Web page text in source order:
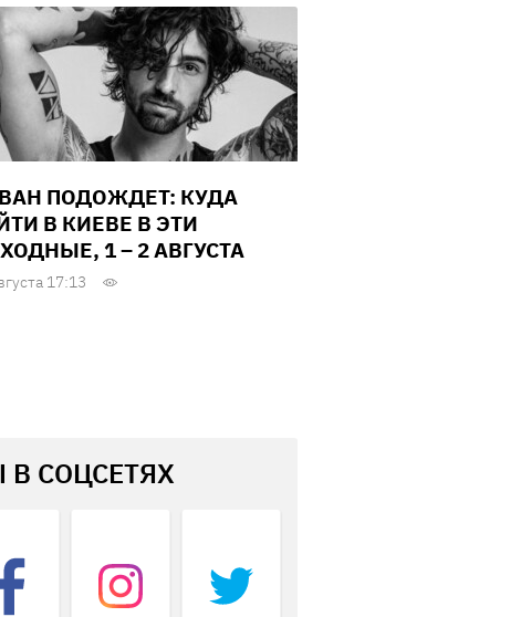
ПОДОЖДЕТ: КУДА
В КИЕВЕ В ЭТИ
1 – 2 АВГУСТА
17:13
СОЦСЕТЯХ